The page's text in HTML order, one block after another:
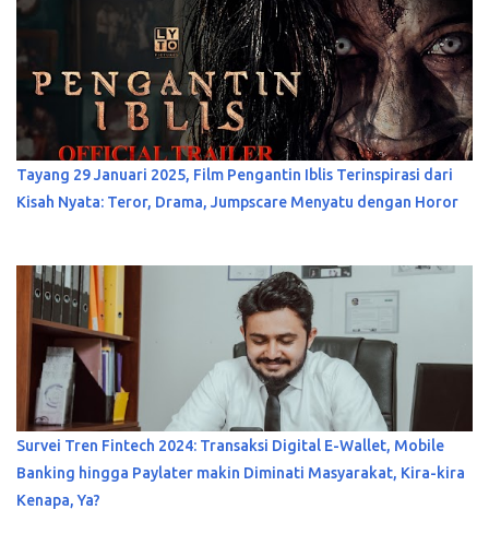
Tayang 29 Januari 2025, Film Pengantin Iblis Terinspirasi dari
Kisah Nyata: Teror, Drama, Jumpscare Menyatu dengan Horor
Survei Tren Fintech 2024: Transaksi Digital E-Wallet, Mobile
Banking hingga Paylater makin Diminati Masyarakat, Kira-kira
Kenapa, Ya?